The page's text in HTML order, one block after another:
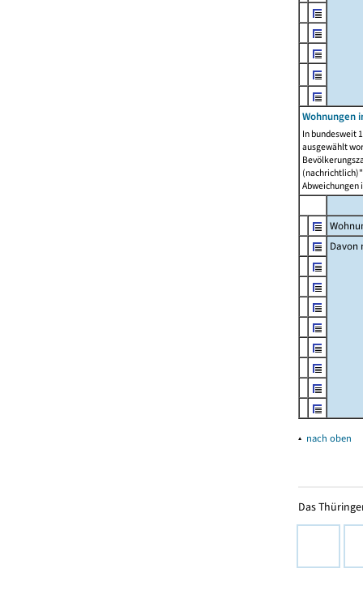
Wohnungen
In bundesweit
ausgewählt
Abweichungen
Davon
▴ nach oben
Das